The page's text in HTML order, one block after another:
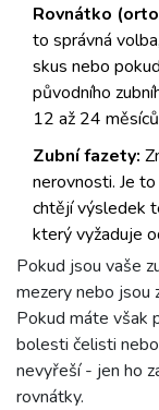
Rovnátko
to správná
skus nebo
původního
12 až 24
Zubní fazety:
nerovnosti. Je
chtějí výsledek
který vyžaduje
Pokud jsou vaše
mezery nebo jsou
Pokud máte však
bolesti čelisti
nevyřeší - jen ho
rovnátky.